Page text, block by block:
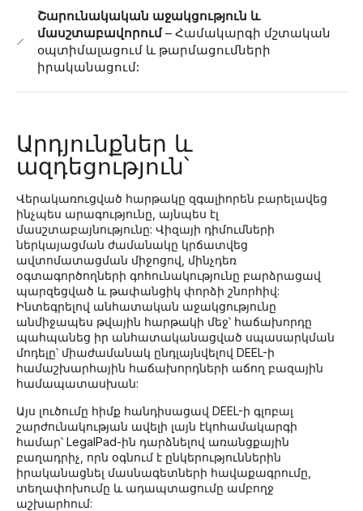
Շարունակական աջակցություն և
մասշտաբավորում– Համակարգի մշտական
օպտիմալացում և թարմացումների
իրականացում:
Արդյունքներ և
ազդեցություն՝
Վերակառուցված հարթակը զգալիորեն բարելավեց
ինչպես արագությունը, այնպես էլ
մասշտաբայնությունը: Վիզայի դիմումների
ներկայացման ժամանակը կրճատվեց
ավտոմատացման միջոցով, մինչդեռ
օգտագործողների գոհունակությունը բարձրացավ
պարզեցված և թափանցիկ փորձի շնորհիվ:
Ինտեգրելով անհատական աջակցությունը
անմիջապես թվային հարթակի մեջ՝ հաճախորդը
պահպանեց իր անհատականացված սպասարկման
մոդելը՝ միաժամանակ ընդլայնվելով DEEL-ի
համաշխարհային հաճախորդների աճող բազային
համապատասխան:
Այս լուծումը հիմք հանդիսացավ DEEL-ի գլոբալ
շարժունակության ավելի լայն էկոհամակարգի
համար՝ LegalPad-ին դարձնելով առանցքային
բաղադրիչ, որն օգնում է ընկերություններին
իրականացնել մասնագետների հավաքագրումը,
տեղափոխումը և ադապտացումը ամբողջ
աշխարհում: